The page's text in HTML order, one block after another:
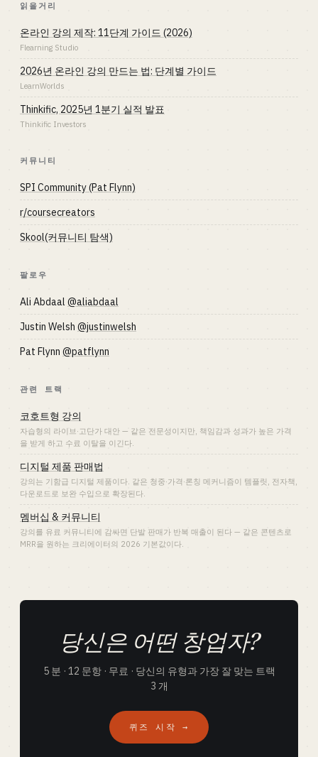
읽을거리
온라인 강의 제작: 11단계 가이드 (2026)
Flearning Studio
2026년 온라인 강의 만드는 법: 단계별 가이드
LearnWorlds
Thinkific, 2025년 1분기 실적 발표
Thinkific Investors
커뮤니티
SPI Community (Pat Flynn)
r/coursecreators
Skool(커뮤니티 탐색)
팔로우
Ali Abdaal @aliabdaal
Justin Welsh @justinwelsh
Pat Flynn @patflynn
관련 트랙
코호트형 강의
자습형의 라이브·고단가 대안 — 같은 전문성이지만, 책임감과 성과가 높은 가격
을 받게 하고 수료 이탈을 이긴다.
디지털 제품 판매법
강의는 기함급 디지털 제품이다. 같은 청중·가격·론칭 메커니즘이 템플릿, 전자책,
다운로드로 보완 수입으로 확장된다.
멤버십 & 커뮤니티
강의를 유료 커뮤니티에 감싸면 단발 판매가 반복 매출이 된다 — 같은 콘텐츠로
MRR을 원하는 크리에이터의 2026 기본값이다.
당신은 어떤 창업자?
5 분 · 12 문항 · 무료 · 당신의 유형과 가장 잘 맞는 트랙
3 개
퀴즈 시작 →